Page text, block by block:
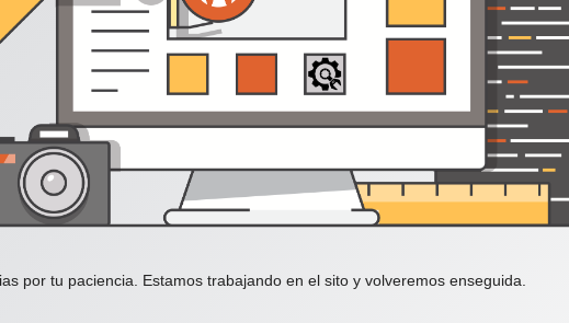
por tu paciencia. Estamos trabajando en el sito y volveremos enseguida.